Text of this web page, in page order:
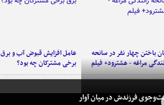
باختن چهار نفر در سانحه
مراغه - هشترود+ فیلم
عامل افزایش قبوض آب و برق
برخی مشترکان چه بود؟
فرزندش در میان آوار